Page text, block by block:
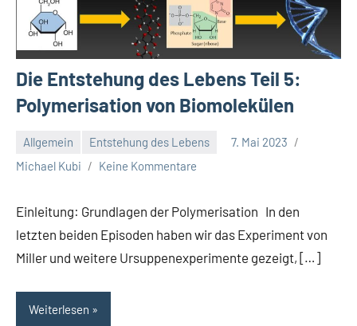
Die Entstehung des Lebens Teil 5:
Polymerisation von Biomolekülen
Allgemein Entstehung des Lebens
7. Mai 2023
Michael Kubi
Keine Kommentare
Einleitung: Grundlagen der Polymerisation In den
letzten beiden Episoden haben wir das Experiment von
Miller und weitere Ursuppenexperimente gezeigt, […]
Weiterlesen